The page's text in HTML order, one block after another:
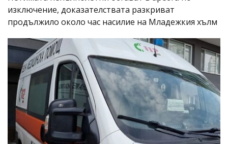
изключение, доказателствата разкриват
продължило около час насилие на Младежкия хълм